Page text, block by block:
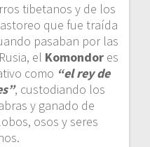
tibetanos y de los
que fue traída
pasaban por las
el Komondores
como “el rey de
, custodiando los
y ganado de
osos y seres